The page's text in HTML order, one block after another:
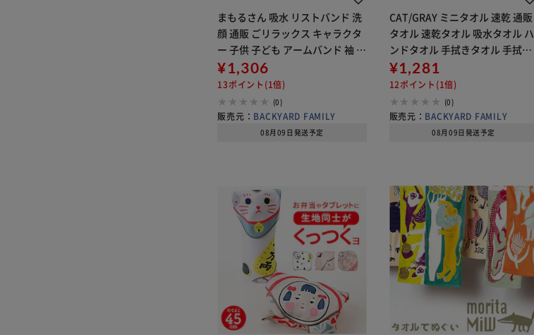
まもるさん 吸水 リストバンド 洗
顔 通販 ごリラックス キャラクタ
ー 子供 子ども アームバンド 袖 洗
い物 皿洗い キッチン 家事 男の子
キッズ バスタイム 旅行 男女兼用
スポーツ メンズ レ
¥1,306
13ポイント(1倍)
(0)
販売元： BACKYARD FAMILY
08月09日発送予定
CAT/GRAY ミニタオル 速乾 通販
タオル 速乾タオル 吸水タオル ハ
ンドタオル 手拭きタオル 手拭き
現代百貨 Sopii ソピー バス用品
キッチン用品 生活雑貨 動物 アニ
マル ギフト 贈
¥1,281
12ポイント(1倍)
(0)
販売元： BACKYARD FAMILY
08月09日発送予定